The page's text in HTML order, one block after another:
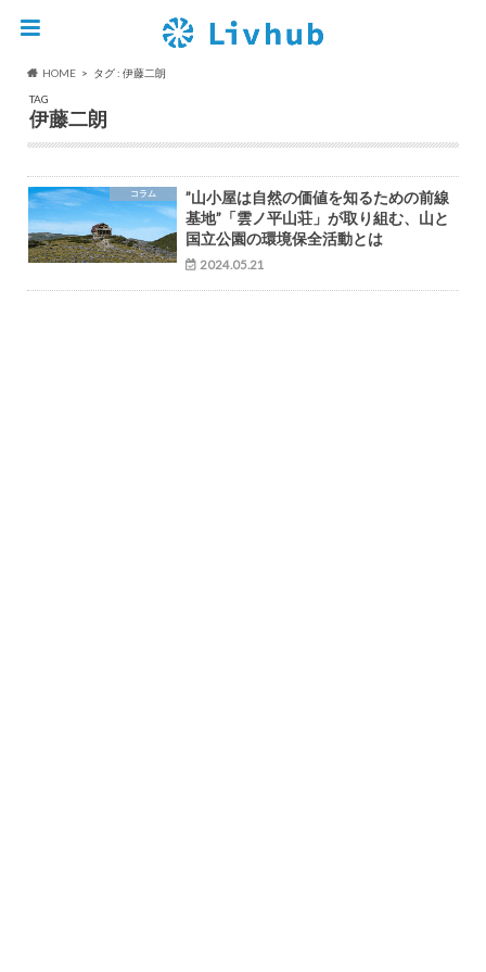
HOME
タグ : 伊藤二朗
TAG
伊藤二朗
コラム
”山小屋は自然の価値を知るための前線
基地”「雲ノ平山荘」が取り組む、山と
国立公園の環境保全活動とは
2024.05.21